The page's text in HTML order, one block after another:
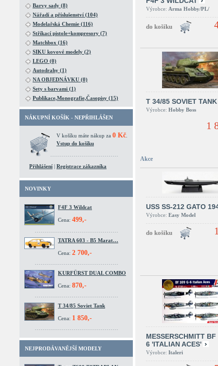
Barvy sady (8)
Nářadí a příslušenství (104)
Modelařská Chemie (116)
Stříkací pistole+kompresory (7)
Matchbox (16)
SIKU kovové modely (2)
LEGO (0)
Autodrahy (1)
NA OBJEDNÁVKU (0)
Sety s barvami (1)
Publikace,Monografie,Časopisy (15)
NÁKUPNÍ KOŠÍK - NEPŘIHLÁŠEN
V košíku máte nákup za 0 Kč
Vstup do košíku
Přihlášení | Registrace zákazníka
NOVINKY
F4F 3 Wildcat
Cena: 499,-
TATRA 603 - B5 Marat…
Cena: 2 700,-
KURFÜRST DUAL COMBO
Cena: 870,-
T 34/85 Soviet Tank
Cena: 1 850,-
NEJPRODÁVANĚJŠÍ MODELY
Výrobce: Arma Hobby/PL/
T 34/85 SOVIET TANK
Výrobce: Hobby Boss
1
Akce
USS SS-212 GATO
Výrobce: Easy Model
MESSERSCHMITT
6 'ITALIAN ACES'
Výrobce: Italeri